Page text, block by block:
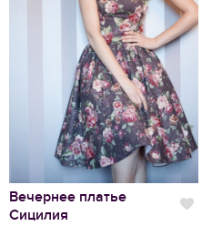
Вечернее платье
Сицилия